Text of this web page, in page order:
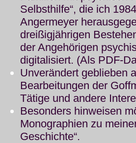
Selbsthilfe“, die ich
Angermeyer
dreißigjährigen
der Angehörigen
digitalisiert. (Als PDF-
Unverändert geblieben
Bearbeitungen der
Tätige und andere
Besonders hinweisen
Monographien zu
Geschichte“.